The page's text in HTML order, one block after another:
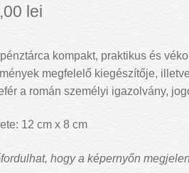
lei
kompakt, praktikus és
megfelelő kiegészítője,
a román személyi igazolvány,
12 cm x 8 cm
hogy a képernyőn